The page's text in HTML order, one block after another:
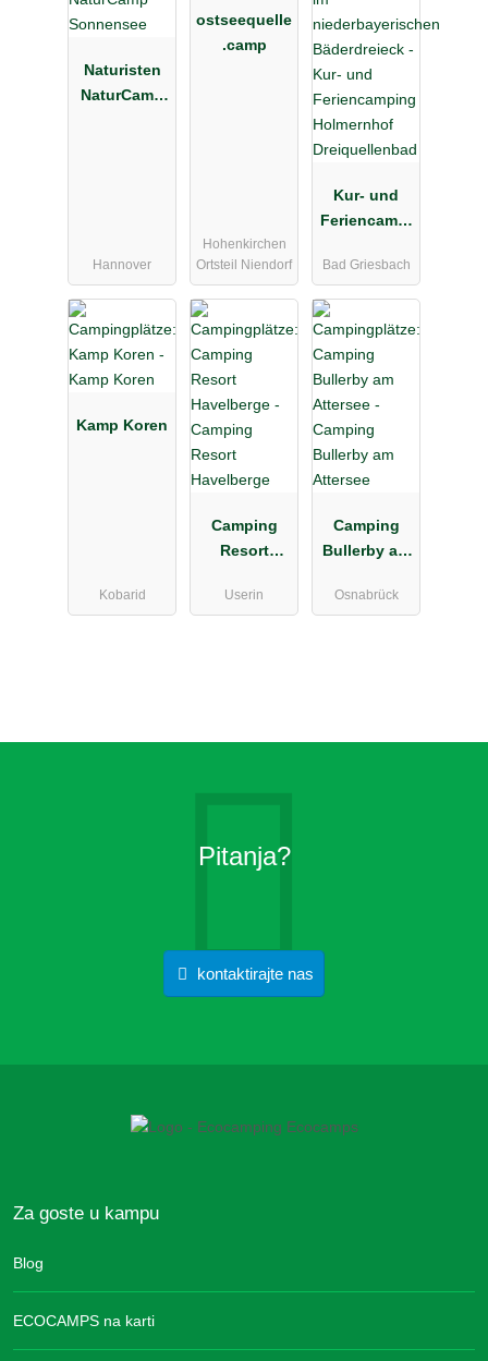
Naturisten
NaturCamp
Hannover
ostseequelle
.camp
Hohenkirchen
Ortsteil Niendorf
Kur- und
Feriencampi
Holmernhof
Dreiquellenb
ad
Bad Griesbach
Kamp Koren
Kobarid
Camping
Resort
Userin
Camping
Bullerby am
Osnabrück
Pitanja?
kontaktirajte nas
Za goste u kampu
Blog
ECOCAMPS na karti